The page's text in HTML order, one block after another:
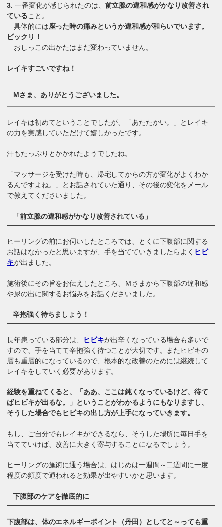
3. 一番変化が感じられたのは、前立腺の違和感がかなり改善され
ていること。
具体的には座った時の痛みというか違和感が和らいでいます。
ビックリ！
おしっこの出かたはまだ変わっていません。
レイキすごいですね！
Mさま、ありがとうございました。
レイキは初めてということでしたが、「あたたかい。」とレイキ
の力を実感していただけて嬉しかったです。
汗もたっぷりとかかれたようでしたね。
「マッサージを受けた時も、帰宅してからの方が変化がよくわか
るんですよね。」とお話されていた通り、その後の変化をメール
で教えてくださいました。
「前立腺の違和感がかなり改善されている」
ヒーリングの前にお伺いしたところでは、とくに下腹部に関する
お話はなかったと思いますが、手を当てていきましたらよく ヒビ
キが出ました。
施術後にその旨をお伝えしたところ、Ｍさまから下腹部の違和感
や尿の出に関するお悩みをお話くださいました。
辛抱強く待ちましょう！
長年患っている部分は、 ヒビキが出辛くなっている場合も多いで
すので、手を当てて辛抱強く待つことが大切です。またヒビキの
層も重層的になっているので、根本的な改善のためには継続して
レイキをしていく必要があります。
経験を重ねてくると、「ああ、ここは鈍くなっているけど、待て
ばヒビキが出るな。」ということがわかるようにもなりますし、
そうした場合でもヒビキの出し方が上手になっていきます。
もし、ご自分でもレイキができるなら、そうした場所に毎日手を
当てていけば、改善に大きく寄与することになるでしょう。
ヒーリングの施術に通う場合は、はじめは一週間～二週間に一度
程度の頻度で通われると効果が出やすいかと思います。
下腹部のケアを徹底的に
下腹部は、体のエネルギーポイント（丹田）としてと～っても重